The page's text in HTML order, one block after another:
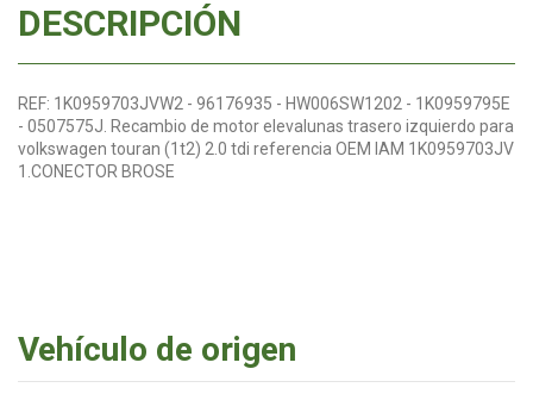
DESCRIPCIÓN
REF: 1K0959703JVW2 - 96176935 - HW006SW1202 - 1K0959795E
- 0507575J. Recambio de motor elevalunas trasero izquierdo para
volkswagen touran (1t2) 2.0 tdi referencia OEM IAM 1K0959703JV
1.CONECTOR BROSE
Vehículo de origen